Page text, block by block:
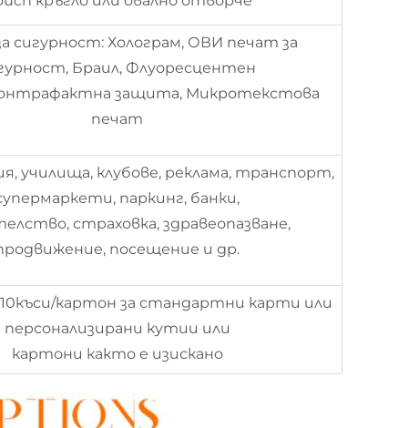
сигурност: Холограм, ОВИ печат за
Браил, Флуоресцентен
защита, Микротекстова
печат
училища, клубове, реклама, транспорт,
паркинг, банки,
страховка, здравеопазване,
посещение и др.
10къси/картон за стандартни карти или
персонализирани кутии или
картони както е изискано